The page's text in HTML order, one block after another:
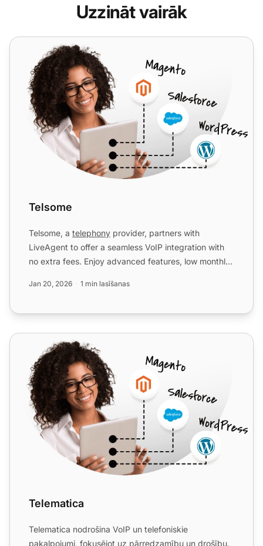
Uzzināt vairāk
Telsome
Telsome
Telsome, a telephony provider, partners with
LiveAgent to offer a seamless VoIP integration with
no extra fees. Enjoy advanced features, low monthly
Jan 20, 2026 1 min lasīšanas
Telematica
Telematica
Telematica nodrošina VoIP un telefoniskie
pakalpojumi, fokusējot uz pārredzamību un drošību.